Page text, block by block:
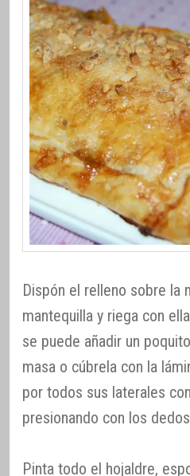
Dispón el relleno sobre la
mantequilla y riega con
se puede añadir un
masa o cúbrela con la
por todos sus laterales
presionando con los
Pinta todo el hojaldre,